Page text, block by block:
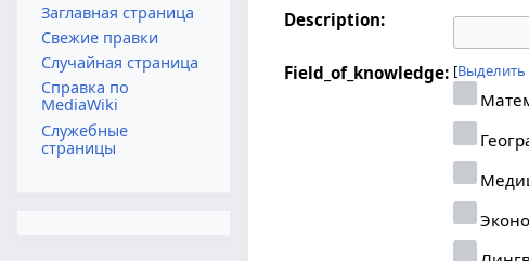
Description:
Field_of_knowledge: Выделить
Заглавная страница
Свежие правки
Случайная страница
Справка по
MediaWiki
Служебные
страницы